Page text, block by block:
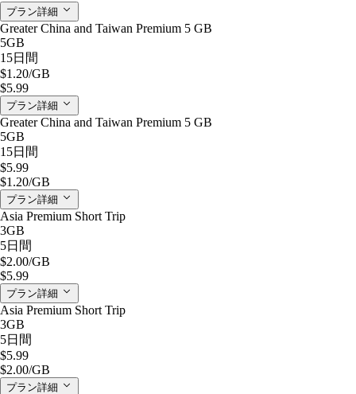
プラン詳細
Greater China and Taiwan Premium 5 GB
5GB
15日間
$1.20/GB
$5.99
プラン詳細
Greater China and Taiwan Premium 5 GB
5GB
15日間
$5.99
$1.20/GB
プラン詳細
Asia Premium Short Trip
3GB
5日間
$2.00/GB
$5.99
プラン詳細
Asia Premium Short Trip
3GB
5日間
$5.99
$2.00/GB
プラン詳細